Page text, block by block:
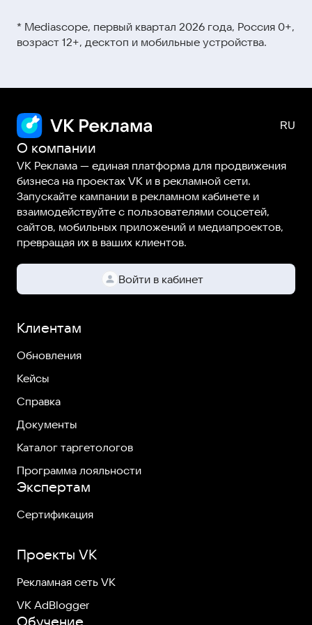
Вебинары →
Статьи и гайды →
* Mediascope, первый квартал 2026 года, Россия 0+,
возраст 12+, десктоп и мобильные устройства.
О компании
VK Реклама — единая платформа для продвижения
бизнеса на проектах VK и в рекламной сети.
Запускайте кампании в рекламном кабинете и
взаимодействуйте с пользователями соцсетей,
сайтов, мобильных приложений и медиапроектов,
превращая их в ваших клиентов.
Войти в кабинет
Клиентам
Обновления
Кейсы
Справка
Документы
Каталог таргетологов
Программа лояльности
Экспертам
Сертификация
Проекты VK
Рекламная сеть VK
VK AdBlogger
Обучение